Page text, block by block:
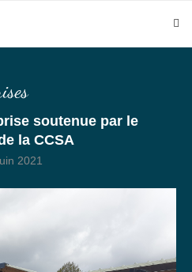
soutenue par le
la CCSA
2021